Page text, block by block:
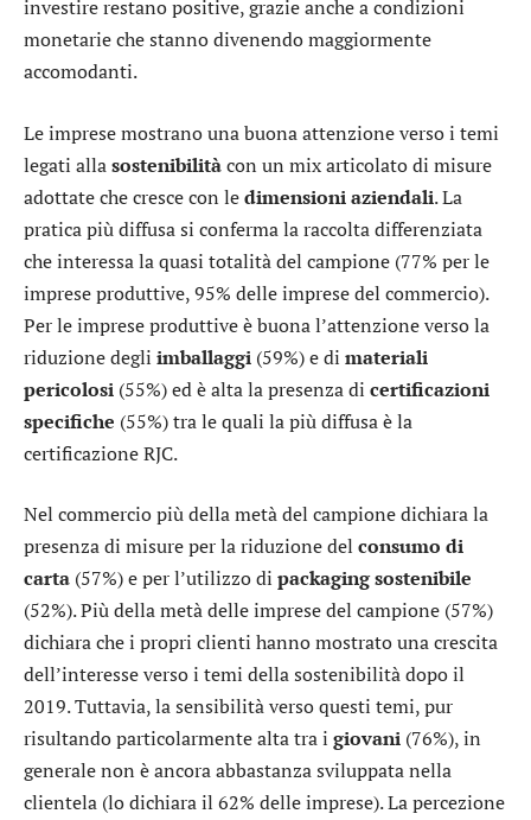
investire restano positive, grazie anche a condizioni
monetarie che stanno divenendo maggiormente
accomodanti.
Le imprese mostrano una buona attenzione verso i temi
legati allasostenibilitàcon un mix articolato di misure
adottate che cresce con ledimensioniaziendali. La
pratica più diffusa si conferma la raccolta differenziata
che interessa la quasi totalità del campione (77% per le
imprese produttive, 95% delle imprese del commercio).
Per le imprese produttive è buona l’attenzione verso la
riduzione degli imballaggi (59%) e di materiali
pericolosi (55%) ed è alta la presenza di certificazioni
specifiche (55%) tra le quali la più diffusa è la
certificazione RJC.
Nel commercio più della metà del campione dichiara la
presenza di misure per la riduzione del consumo di
carta (57%) e per l’utilizzo di packagingsostenibile
(52%). Più della metà delle imprese del campione (57%)
dichiara che i propri clienti hanno mostrato una crescita
dell’interesse verso i temi della sostenibilità dopo il
2019. Tuttavia, la sensibilità verso questi temi, pur
risultando particolarmente alta tra i giovani (76%), in
generale non è ancora abbastanza sviluppata nella
clientela (lo dichiara il 62% delle imprese). La percezione